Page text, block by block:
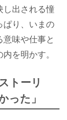
し出される憧
ぱり、いまの
味や仕事と
を明かす。
トーリ
った」